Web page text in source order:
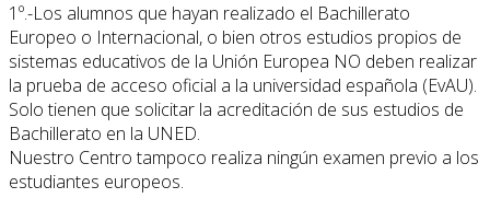
1º.-Los alumnos que hayan realizado el Bachillerato
Europeo o Internacional, o bien otros estudios propios de
sistemas educativos de la Unión Europea NO deben realizar
la prueba de acceso oficial a la universidad española (EvAU).
Solo tienen que solicitar la acreditación de sus estudios de
Bachillerato en la UNED.
Nuestro Centro tampoco realiza ningún examen previo a los
estudiantes europeos.